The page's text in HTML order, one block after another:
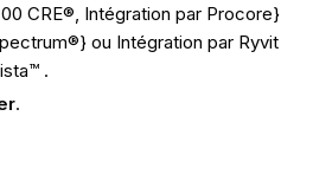
CRE®, Intégration par Procore}
ou Intégration par Ryvit
.
.